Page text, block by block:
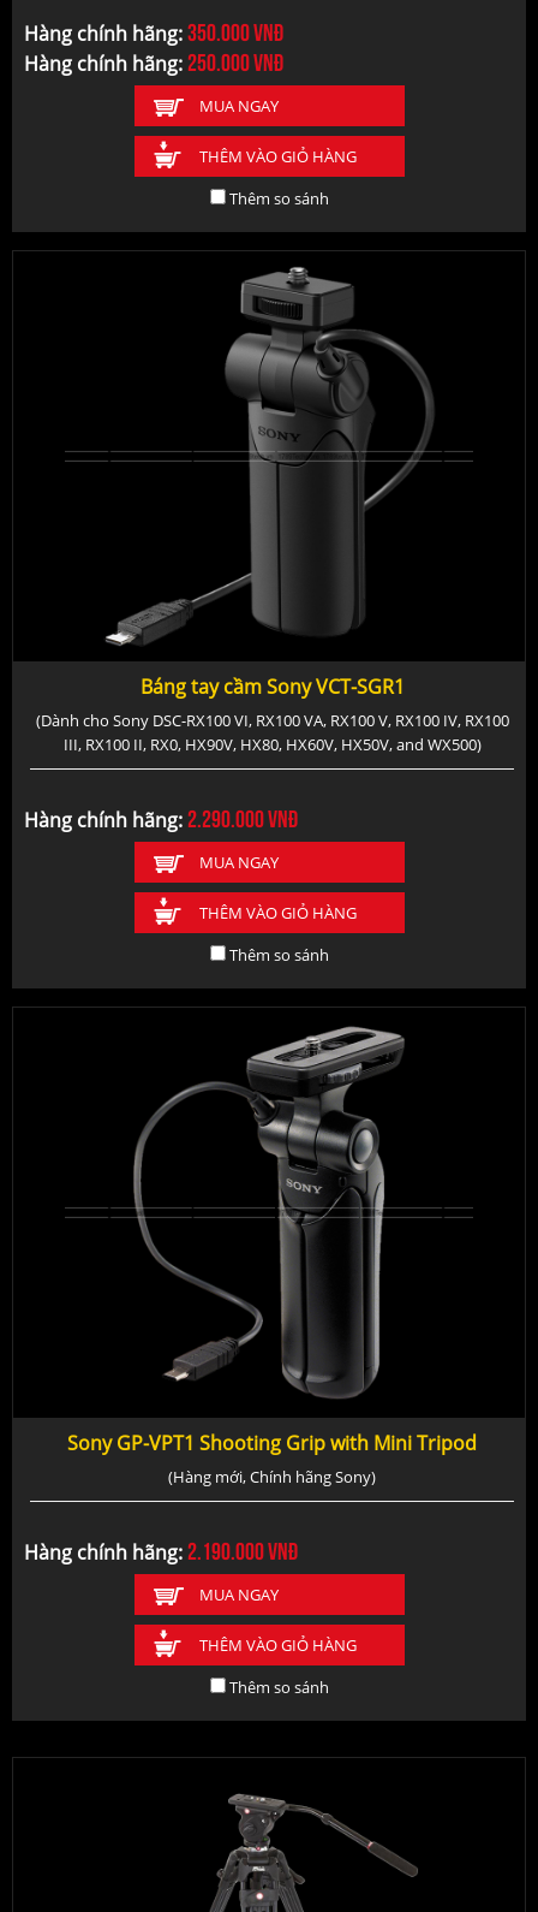
Hàng chính hãng:350.000vnđ
Hàng chính hãng:250.000vnđ
MUA NGAY
THÊM VÀO GIỎ HÀNG
Thêm so sánh
Báng tay cầm Sony VCT-SGR1
(Dành cho Sony DSC-RX100 VI, RX100 VA, RX100 V, RX100 IV, RX100
III, RX100 II, RX0, HX90V, HX80, HX60V, HX50V, and WX500)
Hàng chính hãng:2.290.000vnđ
MUA NGAY
THÊM VÀO GIỎ HÀNG
Thêm so sánh
Sony GP-VPT1 Shooting Grip with Mini Tripod
(Hàng mới, Chính hãng Sony)
Hàng chính hãng:2.190.000vnđ
MUA NGAY
THÊM VÀO GIỎ HÀNG
Thêm so sánh